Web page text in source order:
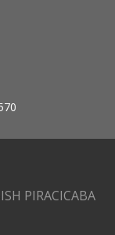
PIRACICABA